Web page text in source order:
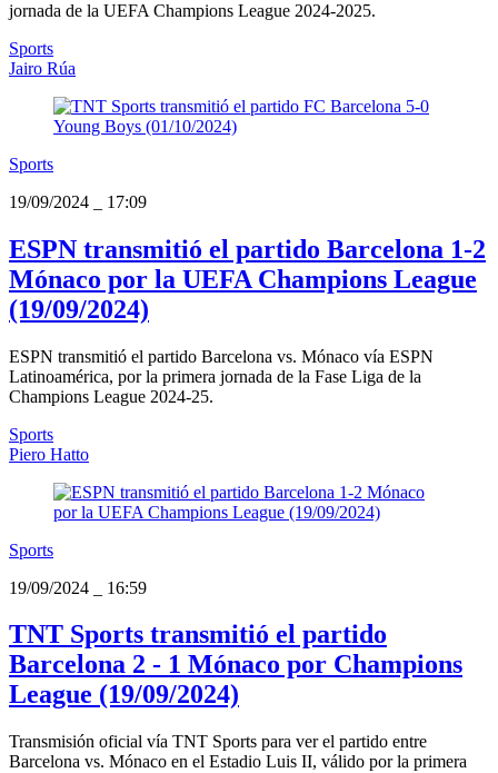
jornada de la UEFA Champions League 2024-2025.
Sports
Jairo Rúa
Sports
19/09/2024
17:09
ESPN transmitió el partido Barcelona 1-2
Mónaco por la UEFA Champions League
(19/09/2024)
ESPN transmitió el partido Barcelona vs. Mónaco vía ESPN
Latinoamérica, por la primera jornada de la Fase Liga de la
Champions League 2024-25.
Sports
Piero Hatto
Sports
19/09/2024
16:59
TNT Sports transmitió el partido
Barcelona 2 - 1 Mónaco por Champions
League (19/09/2024)
Transmisión oficial vía TNT Sports para ver el partido entre
Barcelona vs. Mónaco en el Estadio Luis II, válido por la primera